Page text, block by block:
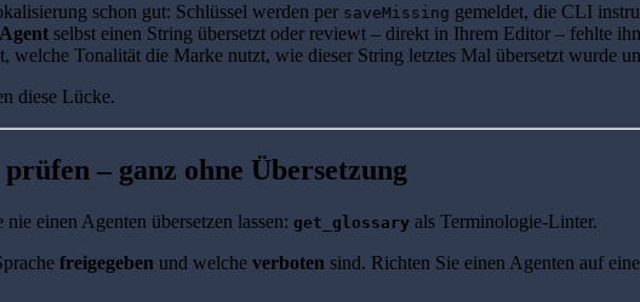
schon gut: Schlüssel werden per saveMissing gemeldet, die CLI
selbst einen String übersetzt oder reviewt – direkt in Ihrem Editor – fehlte
welche Tonalität die Marke nutzt, wie dieser String letztes Mal übersetzt wurde
diese Lücke.
– ganz ohne Übersetzung
einen Agenten übersetzen lassen: get_glossary als Terminologie-Linter.
freigegeben und welche verboten sind. Richten Sie einen Agenten auf